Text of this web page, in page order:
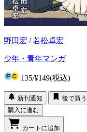
野田宏 / 若松卓宏
少年・青年マンガ
135/¥149(税込)
新刊通知
後で買う
購入に進む
カートに追加